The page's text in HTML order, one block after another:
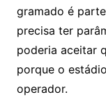
gramado é
precisa ter
poderia aceitar
porque o
operador.